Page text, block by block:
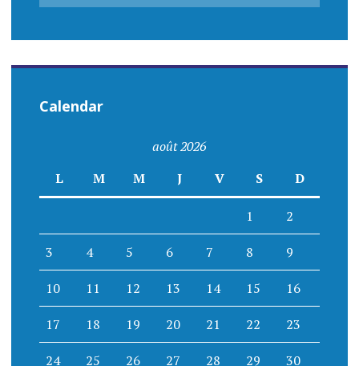
Calendar
août 2026
L
M M J V S D
1 2
3 4 5 6 7 8 9
10 11 12 13 14 15 16
17 18 19 20 21 22 23
24 25 26 27 28 29 30